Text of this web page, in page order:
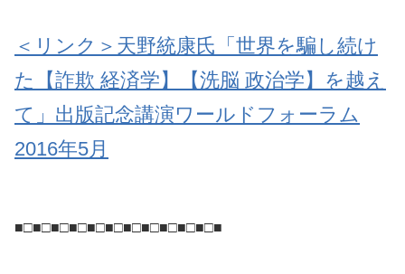
＜リンク＞天野統康氏「世界を騙し続け
た【詐欺 経済学】【洗脳 政治学】を越え
て」出版記念講演ワールドフォーラム
2016年5月
■□■□■□■□■□■□■□■□■□■□■□■